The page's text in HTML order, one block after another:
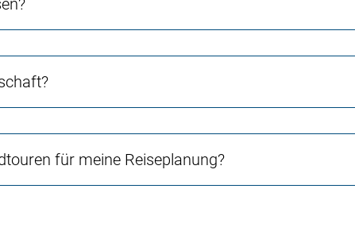
für meine Reiseplanung?